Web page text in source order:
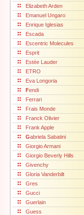
Elizabeth Arden
Emanuel Ungaro
Enrique Iglesias
Escada
Escentric Molecules
Esprit
Estée Lauder
ETRO
Eva Longoria
Fendi
Ferrari
Frais Monde
Franck Olivier
Frank Apple
Gabriela Sabatini
Giorgio Armani
Giorgio Beverly Hills
Givenchy
Gloria Vanderbilt
Gres
Gucci
Guerlain
Guess